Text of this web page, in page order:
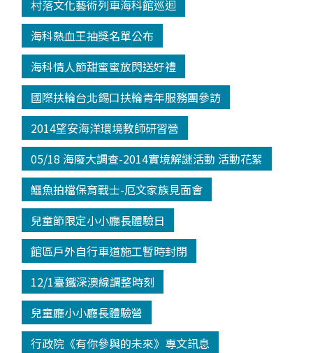
村落文化藝術列車海科館巡迴
海科熱血王抽獎名單公布
海科情人節甜蜜蜜放閃送好禮
國際扶輪台北錫口扶輪青年服務團參訪
2014望安海洋環境教師研習營
05/18 海廢大調查-2014實境解謎活動 活動花絮
鱷魚拍檔保育戰士-厄文家族見面會
兒童節限定小小廳長體驗日
館區戶外自行車道施工暫時封閉
12/1臺鐵深澳線調整時刻
兒童廳小小廳長體驗營
行政院《有你參與的未來》專文訊息